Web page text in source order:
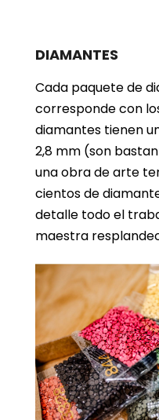
DIAMANTES
Cada paquete de
corresponde con
diamantes tienen
2,8 mm (son
una obra de arte
cientos de
detalle todo el
maestra